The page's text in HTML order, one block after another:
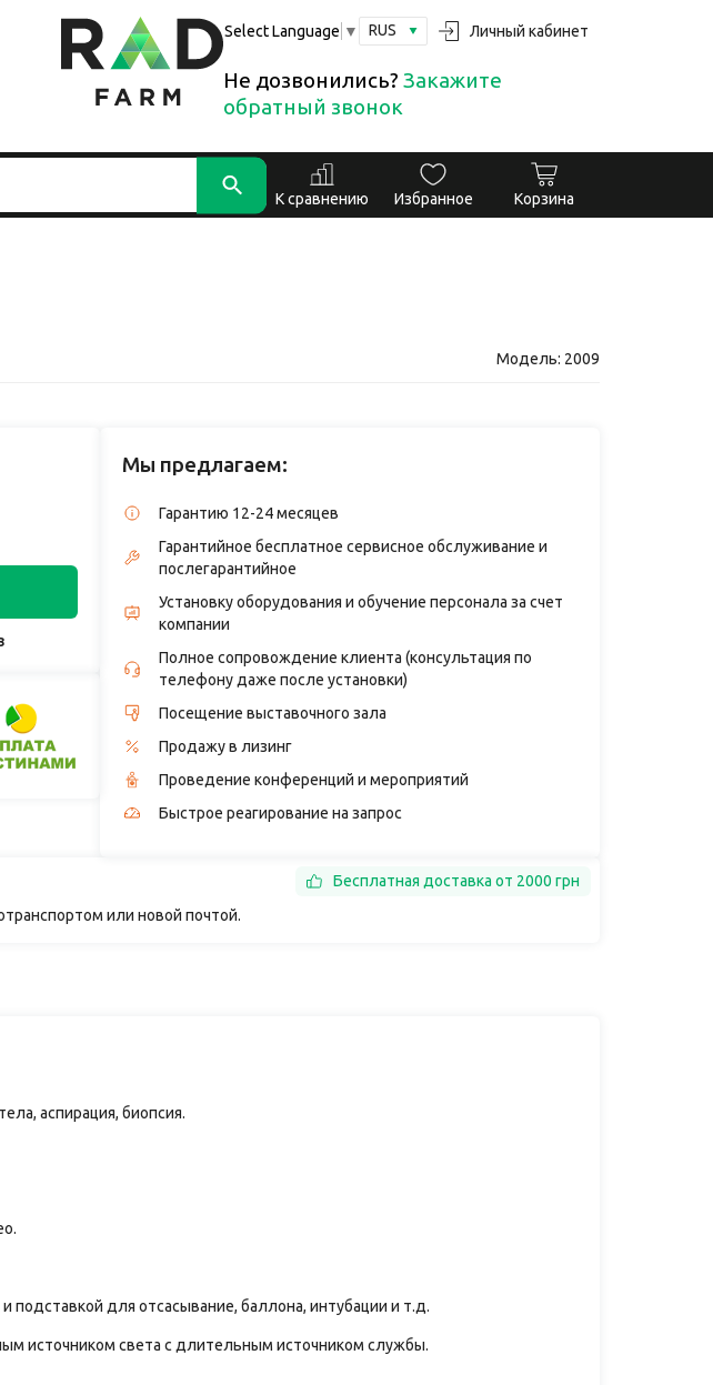
Select Language ▼ RUS Личный кабинет
Не дозвонились? Закажите
обратный звонок
К сравнению
Избранное Корзина
Модель: 2009
Мы предлагаем:
Гарантию 12-24 месяцев
Гарантийное бесплатное сервисное обслуживание и
послегарантийное
Установку оборудования и обучение персонала за счет
компании
Полное сопровождение клиента (консультация по
телефону даже после установки)
Посещение выставочного зала
Продажу в лизинг
Проведение конференций и мероприятий
Быстрое реагирование на запрос
или новой почтой.
Бесплатная доставка от 2000 грн
аспирация, биопсия.
для отсасывание, баллона, интубации и т.д.
источником света с длительным источником службы.